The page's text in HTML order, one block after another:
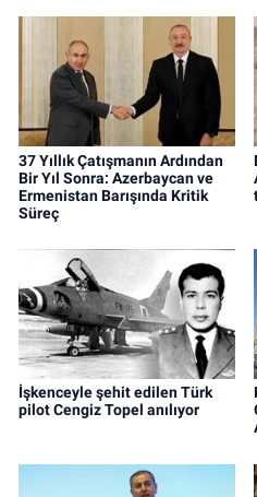
37 Yıllık Çatışmanın Ardından
Bir Yıl Sonra: Azerbaycan ve
Ermenistan Barışında Kritik
Süreç
İşkenceyle şehit edilen Türk
pilot Cengiz Topel anılıyor